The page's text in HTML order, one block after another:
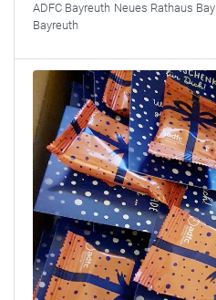
ADFC Bayreuth Neues Rathaus
Bayreuth